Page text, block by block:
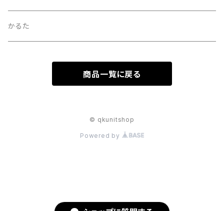
かるた
商品一覧に戻る
© qkunitshop
Powered by